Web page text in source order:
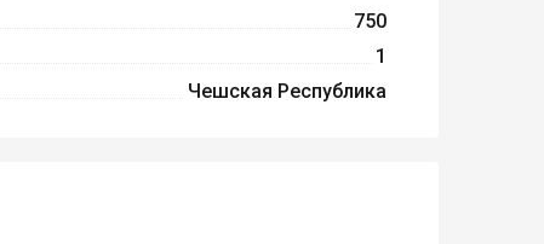
750
1
Чешская Республика